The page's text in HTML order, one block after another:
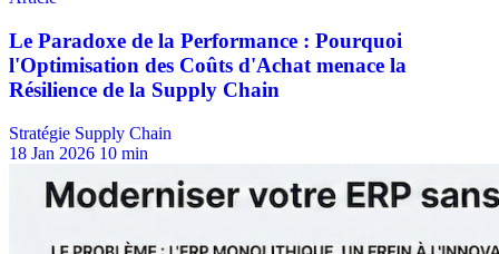
Stratégie Supply Chain
18 Jan 2026 10 min